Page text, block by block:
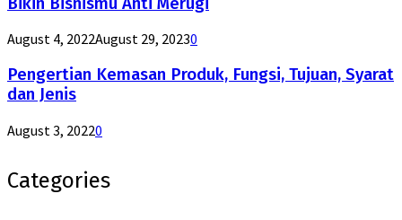
August 4, 2022August 29, 20230
Pengertian Kemasan Produk, Fungsi, Tujuan, Syarat
dan Jenis
August 3, 20220
Categories